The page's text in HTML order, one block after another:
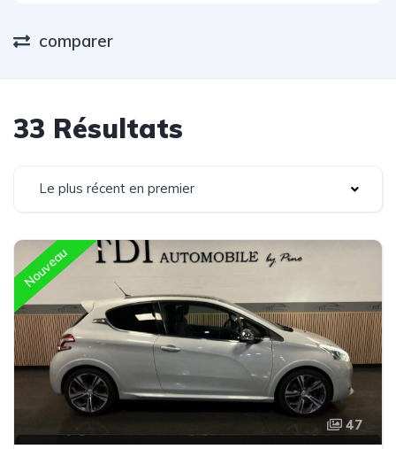
comparer
33 Résultats
Le plus récent en premier
Nouveau
47